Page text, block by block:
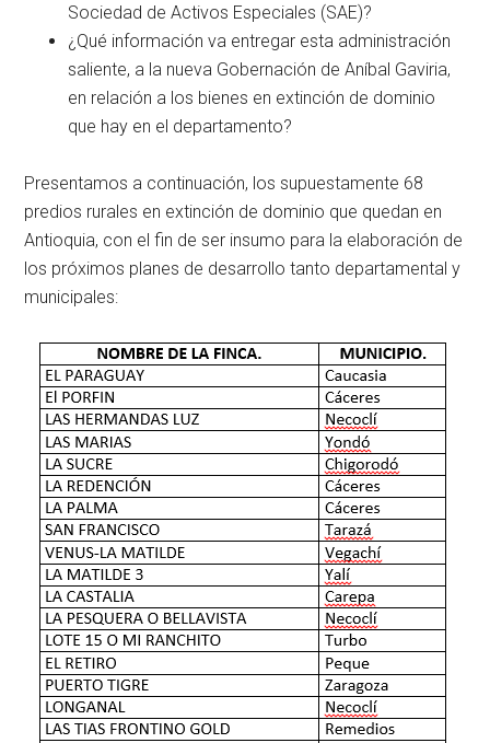
Sociedad de Activos Especiales (SAE)?
¿Qué información va entregar esta administración
saliente, a la nueva Gobernación de Aníbal Gaviria,
en relación a los bienes en extinción de dominio
que hay en el departamento?
Presentamos a continuación, los supuestamente 68
predios rurales en extinción de dominio que quedan en
Antioquia, con el fin de ser insumo para la elaboración de
los próximos planes de desarrollo tanto departamental y
municipales: